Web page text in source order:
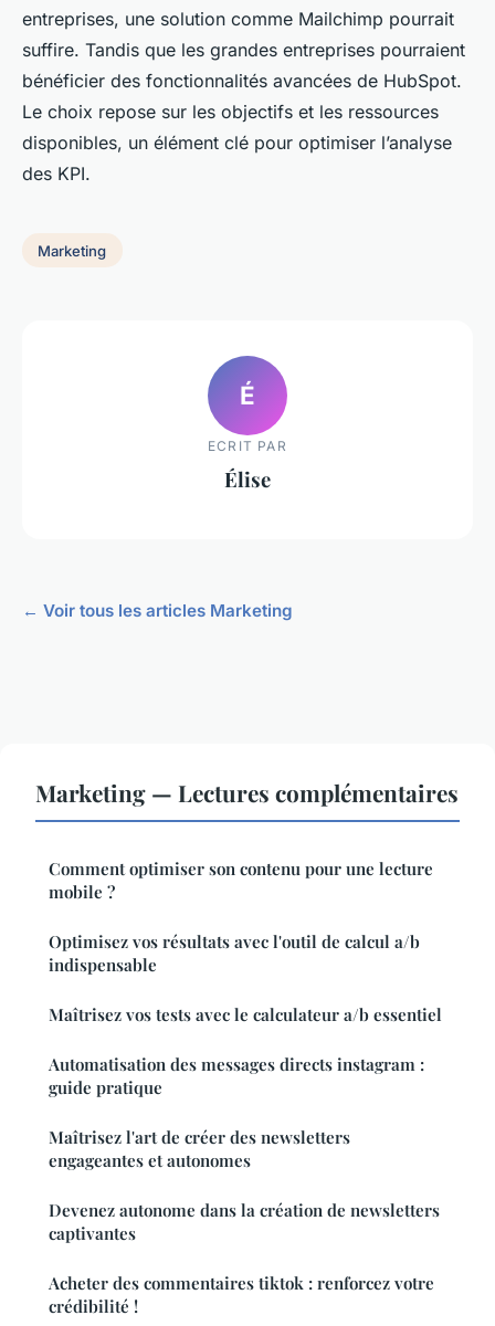
entreprises, une solution comme Mailchimp pourrait
suffire. Tandis que les grandes entreprises pourraient
bénéficier des fonctionnalités avancées de HubSpot.
Le choix repose sur les objectifs et les ressources
disponibles, un élément clé pour optimiser l’analyse
des KPI.
Marketing
É
ECRIT PAR
Élise
← Voir tous les articles Marketing
Marketing — Lectures complémentaires
Comment optimiser son contenu pour une lecture
mobile ?
Optimisez vos résultats avec l'outil de calcul a/b
indispensable
Maîtrisez vos tests avec le calculateur a/b essentiel
Automatisation des messages directs instagram :
guide pratique
Maîtrisez l'art de créer des newsletters
engageantes et autonomes
Devenez autonome dans la création de newsletters
captivantes
Acheter des commentaires tiktok : renforcez votre
crédibilité !